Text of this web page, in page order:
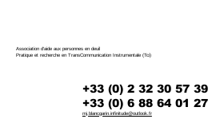
+33 (0) 2 32 30 57 39
+33 (0) 6 88 64 01 27
mj.blancgarin.infinitude@outlook.fr
Association d'aide aux personnes en deuil
Pratique et recherche en TransCommunication Instrumentale (Tci)